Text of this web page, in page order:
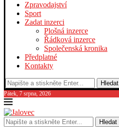
Zpravodajství
Sport
Zadat inzerci
Plošná inzerce
Řádková inzerce
Společenská kronika
Předplatné
Kontakty
Hledat
Pátek, 7 srpna, 2026
Hledat